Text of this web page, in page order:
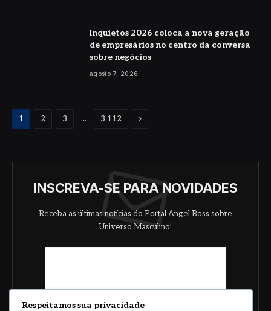
Inquietos 2026 coloca a nova geração
de empresários no centro da conversa
sobre negócios
agosto 7, 2026
1 2 3 ... 3.112 Proximo
INSCREVA-SE PARA NOVIDADES
Receba as últimas notícias do Portal Angel Boss sobre
Universo Masculino!
Respeitamos sua privacidade